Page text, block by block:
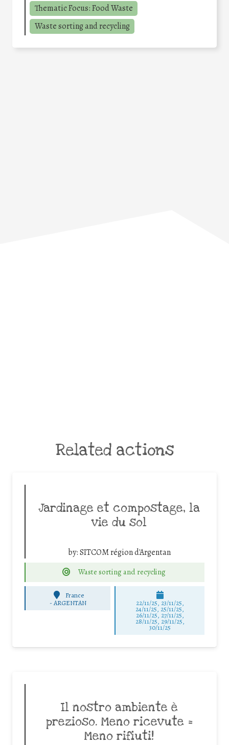
Thematic Focus: Food Waste
Waste sorting and recycling
Related actions
Jardinage et compostage, la
vie du sol
by:SITCOM région d'Argentan
Waste sorting and recycling
France
- ARGENTAN 22/11/25, 23/11/25,
24/11/25, 25/11/25,
26/11/25, 27/11/25,
28/11/25, 29/11/25,
30/11/25
Il nostro ambiente è
prezioso. Meno ricevute =
Meno rifiuti!